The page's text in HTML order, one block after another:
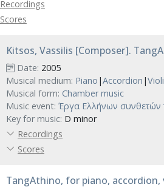
Recordings
Scores
Kitsos, Vassilis [Composer].
Date: 2005
Musical medium: Piano |Accordion |
Musical form: Chamber music
Music event: Έργα Ελλήνων συνθετών
Key for music: D minor
Recordings
Scores
TangAthino, for piano, accordion,